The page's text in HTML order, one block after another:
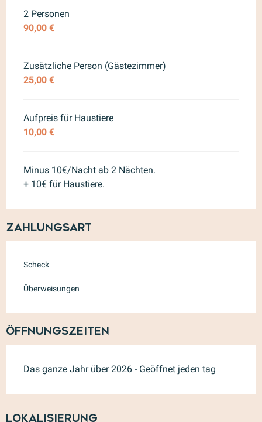
Preise 2026
2 Personen
90,00 €
Zusätzliche Person (Gästezimmer)
25,00 €
Aufpreis für Haustiere
10,00 €
Minus 10€/Nacht ab 2 Nächten.
+ 10€ für Haustiere.
Zahlungsart
Scheck
Überweisungen
Öffnungszeiten
Das ganze Jahr über 2026 - Geöffnet jeden tag
Lokalisierung